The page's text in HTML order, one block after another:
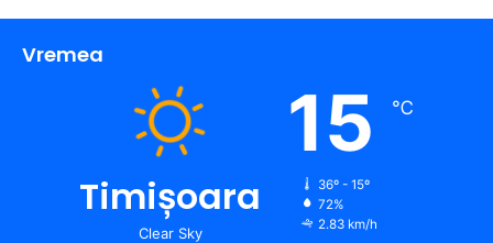
Vremea
Timișoara
Clear Sky
15 ℃
36º - 15º
72%
2.83 km/h